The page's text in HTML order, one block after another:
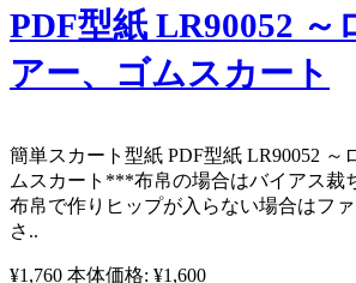
PDF型紙 LR90052 ～
アー、ゴムスカート
簡単スカート型紙 PDF型紙 LR90052 ～
ムスカート ​ ***布帛の場合はバイアス裁
布帛で作りヒップが入らない場合はフ
さ..
¥1,760 本体価格: ¥1,600